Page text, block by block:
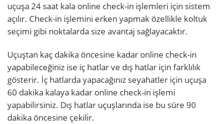
uçuşa 24 saat kala online check-in işlemleri için sistem
açılır. Check-in işlemini erken yapmak özellikle koltuk
seçimi gibi noktalarda size avantaj sağlayacaktır.
Uçuştan kaç dakika öncesine kadar online check-in
yapabileceğiniz ise iç hatlar ve dış hatlar için farklılık
gösterir. İç hatlarda yapacağınız seyahatler için uçuşa
60 dakika kalaya kadar online check-in işlemi
yapabilirsiniz. Dış hatlar uçuşlarında ise bu süre 90
dakika öncesine çekilir.